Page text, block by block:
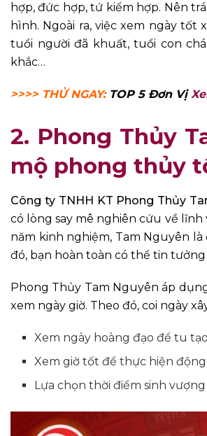
hợp, đức hợp, tứ kiểm hợp. Nên
hình. Ngoài ra, việc xem ngày
tuổi người đã khuất, tuổi con
khắc…
>>>> THỬ NGAY: TOP 5 Đơn Vị
2. Phong Thủy
mộ phong thủy
Công ty TNHH KT Phong Thủy
có lòng say mê nghiên cứu về
năm kinh nghiệm, Tam Nguyên
đó, bạn hoàn toàn có thể tin
Phong Thủy Tam Nguyên áp
xem ngày giờ. Theo đó, coi ngày
Xem ngày hoàng đạo để tu
Xem giờ tốt để thực hiện
Lựa chọn thời điểm sinh